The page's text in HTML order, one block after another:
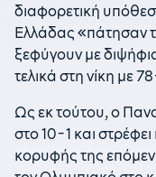
διαφορετική
Ελλάδας «πάτησαν
ξεφύγουν με
τελικά στη νίκη με
Ως εκ τούτου, ο
στο 10-1 και
κορυφής της